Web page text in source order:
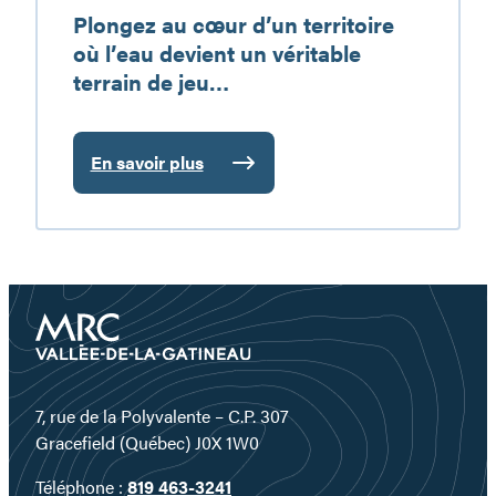
Plongez au cœur d’un territoire
où l’eau devient un véritable
terrain de jeu…
En savoir plus
:
Plongez
au
d’un
territoire
où
l’eau
devient
un
véritable
terrain
7, rue de la Polyvalente – C.P. 307
Gracefield (Québec) J0X 1W0
Téléphone :819 463-3241